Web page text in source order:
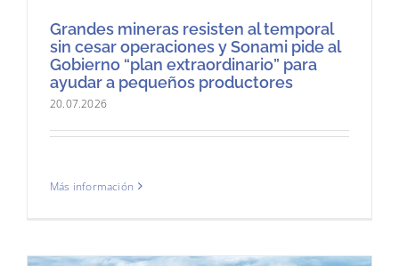
Grandes mineras resisten al temporal
sin cesar operaciones y Sonami pide al
Gobierno “plan extraordinario” para
ayudar a pequeños productores
20.07.2026
Más información